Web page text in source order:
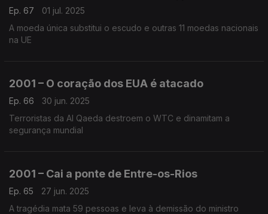
Ep. 67
01 jul. 2025
A moeda única substitui o escudo e outras 11 moedas nacionais
na UE
2001 – O coração dos EUA é atacado
Ep. 66
30 jun. 2025
Terroristas da Al Qaeda destroem o WTC e dinamitam a
segurança mundial
2001 – Cai a ponte de Entre-os-Rios
Ep. 65
27 jun. 2025
A tragédia mata 59 pessoas e leva à demissão do ministro